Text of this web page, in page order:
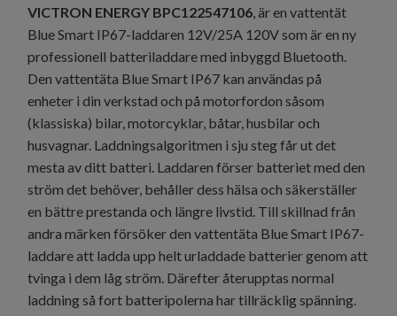
VICTRON ENERGY BPC122547106, är en vattentät
Blue Smart IP67-laddaren 12V/25A 120V som är en ny
professionell batteriladdare med inbyggd Bluetooth.
Den vattentäta Blue Smart IP67 kan användas på
enheter i din verkstad och på motorfordon såsom
(klassiska) bilar, motorcyklar, båtar, husbilar och
husvagnar. Laddningsalgoritmen i sju steg får ut det
mesta av ditt batteri. Laddaren förser batteriet med den
ström det behöver, behåller dess hälsa och säkerställer
en bättre prestanda och längre livstid. Till skillnad från
andra märken försöker den vattentäta Blue Smart IP67-
laddare att ladda upp helt urladdade batterier genom att
tvinga i dem låg ström. Därefter återupptas normal
laddning så fort batteripolerna har tillräcklig spänning.